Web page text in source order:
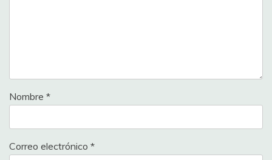
Nombre *
Correo electrónico *